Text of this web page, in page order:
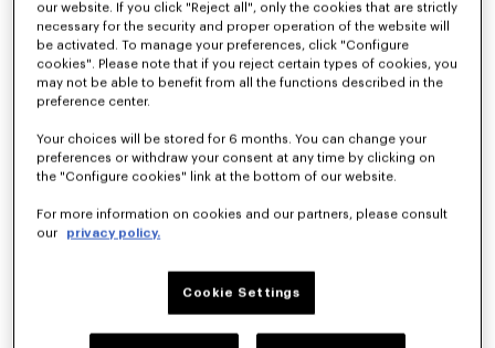
our website. If you click "Reject all", only the cookies that are strictly
necessary for the security and proper operation of the website will
be activated. To manage your preferences, click "Configure
cookies". Please note that if you reject certain types of cookies, you
may not be able to benefit from all the functions described in the
preference center.
Your choices will be stored for 6 months. You can change your
preferences or withdraw your consent at any time by clicking on
the "Configure cookies" link at the bottom of our website.
For more information on cookies and our partners, please consult
our
privacy policy.
Cookie Settings